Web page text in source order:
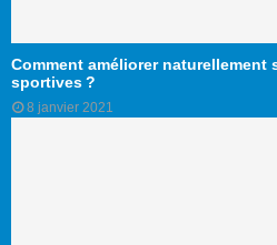
Comment améliorer naturellement
sportives ?
8 janvier 2021